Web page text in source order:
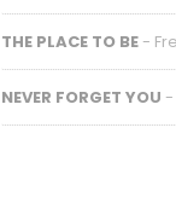
THE PLACE TO BE -
NEVER FORGET YOU -